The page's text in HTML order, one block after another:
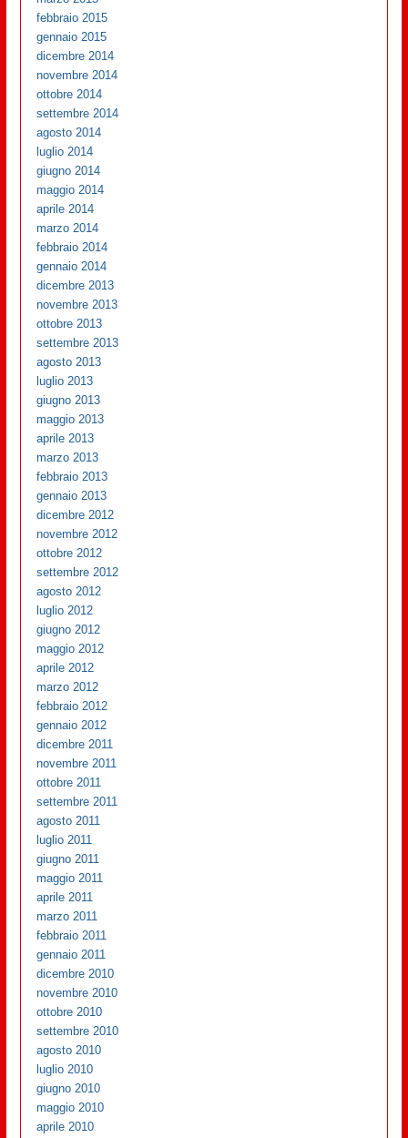
febbraio 2015
gennaio 2015
dicembre 2014
novembre 2014
ottobre 2014
settembre 2014
agosto 2014
luglio 2014
giugno 2014
maggio 2014
aprile 2014
marzo 2014
febbraio 2014
gennaio 2014
dicembre 2013
novembre 2013
ottobre 2013
settembre 2013
agosto 2013
luglio 2013
giugno 2013
maggio 2013
aprile 2013
marzo 2013
febbraio 2013
gennaio 2013
dicembre 2012
novembre 2012
ottobre 2012
settembre 2012
agosto 2012
luglio 2012
giugno 2012
maggio 2012
aprile 2012
marzo 2012
febbraio 2012
gennaio 2012
dicembre 2011
novembre 2011
ottobre 2011
settembre 2011
agosto 2011
luglio 2011
giugno 2011
maggio 2011
aprile 2011
marzo 2011
febbraio 2011
gennaio 2011
dicembre 2010
novembre 2010
ottobre 2010
settembre 2010
agosto 2010
luglio 2010
giugno 2010
maggio 2010
aprile 2010